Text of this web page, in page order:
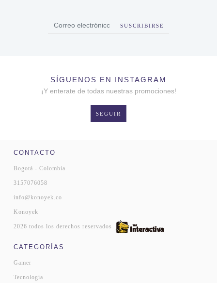
SUSCRIBIRSE
SÍGUENOS EN INSTAGRAM
¡Y enterate de todas nuestras promociones!
SEGUIR
CONTACTO
Bogotá - Colombia
3157076058
info@konoyek.co
Konoyek
2026 todos los derechos reservados
CATEGORÍAS
Gamer
Tecnología